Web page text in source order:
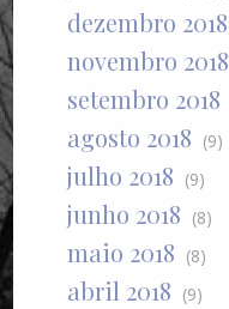
dezembro 2018
novembro 2018
setembro 2018
agosto 2018 (9)
julho 2018 (9)
junho 2018 (8)
maio 2018 (8)
abril 2018 (9)